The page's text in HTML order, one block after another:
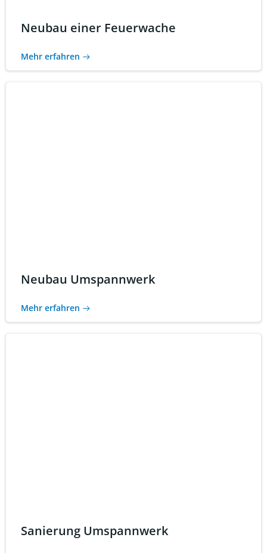
Neubau einer Feuerwache
Mehr erfahren
Neubau Umspannwerk
Mehr erfahren
Sanierung Umspannwerk